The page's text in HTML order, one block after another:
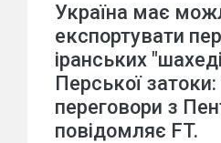
Україна має
експортувати
іранських
Перської
переговори з
повідомляє FT.